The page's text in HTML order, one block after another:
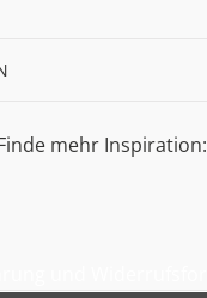
mehr Inspiration: